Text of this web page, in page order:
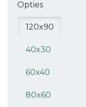
Opties
120x90
40x30
60x40
80x60